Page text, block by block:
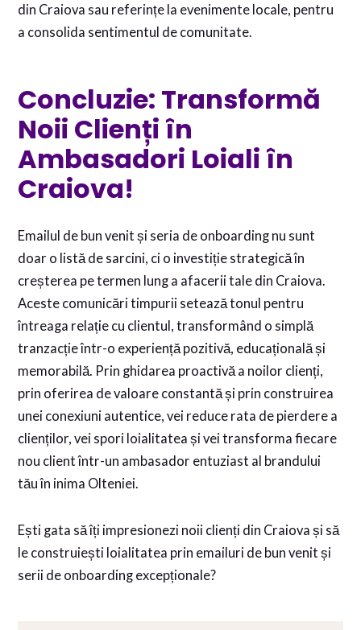
din Craiova sau referințe la evenimente locale, pentru
a consolida sentimentul de comunitate.
Concluzie: Transformă
Noii Clienți în
Ambasadori Loiali în
Craiova!
Emailul de bun venit și seria de onboarding nu sunt
doar o listă de sarcini, ci o investiție strategică în
creșterea pe termen lung a afacerii tale din Craiova.
Aceste comunicări timpurii setează tonul pentru
întreaga relație cu clientul, transformând o simplă
tranzacție într-o experiență pozitivă, educațională și
memorabilă. Prin ghidarea proactivă a noilor clienți,
prin oferirea de valoare constantă și prin construirea
unei conexiuni autentice, vei reduce rata de pierdere a
clienților, vei spori loialitatea și vei transforma fiecare
nou client într-un ambasador entuziast al brandului
tău în inima Olteniei.
Ești gata să îți impresionezi noii clienți din Craiova și să
le construiești loialitatea prin emailuri de bun venit și
serii de onboarding excepționale?